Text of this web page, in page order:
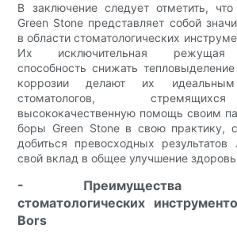
В заключение следует отметить,
Green Stone представляет собой
в области стоматологических
Их исключительная режущая
способность снижать
коррозии делают их
стоматологов,
высококачественную помощь своим
боры Green Stone в свою практику,
добиться превосходных
свой вклад в общее улучшение
- Преимущества
стоматологических
Bors